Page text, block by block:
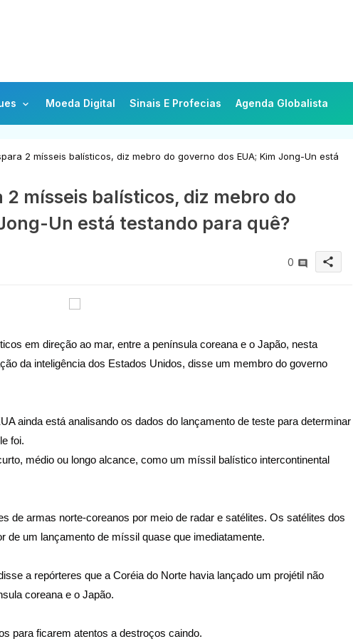
Moeda Digital Sinais E Profecias Agenda Globalista
2 mísseis balísticos, diz mebro do governo dos EUA; Kim Jong-Un está
mísseis balísticos, diz mebro do
Un está testando para quê?
0 share
em direção ao mar, entre a península coreana e o Japão, nesta
da inteligência dos Estados Unidos, disse um membro do governo
ainda está analisando os dados do lançamento de teste para determinar
foi.
médio ou longo alcance, como um míssil balístico intercontinental
de armas norte-coreanos por meio de radar e satélites. Os satélites dos
de um lançamento de míssil quase que imediatamente.
a repórteres que a Coréia do Norte havia lançado um projétil não
coreana e o Japão.
para ficarem atentos a destroços caindo.